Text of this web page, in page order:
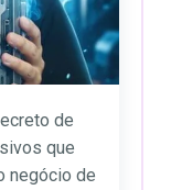
de
que
negócio de